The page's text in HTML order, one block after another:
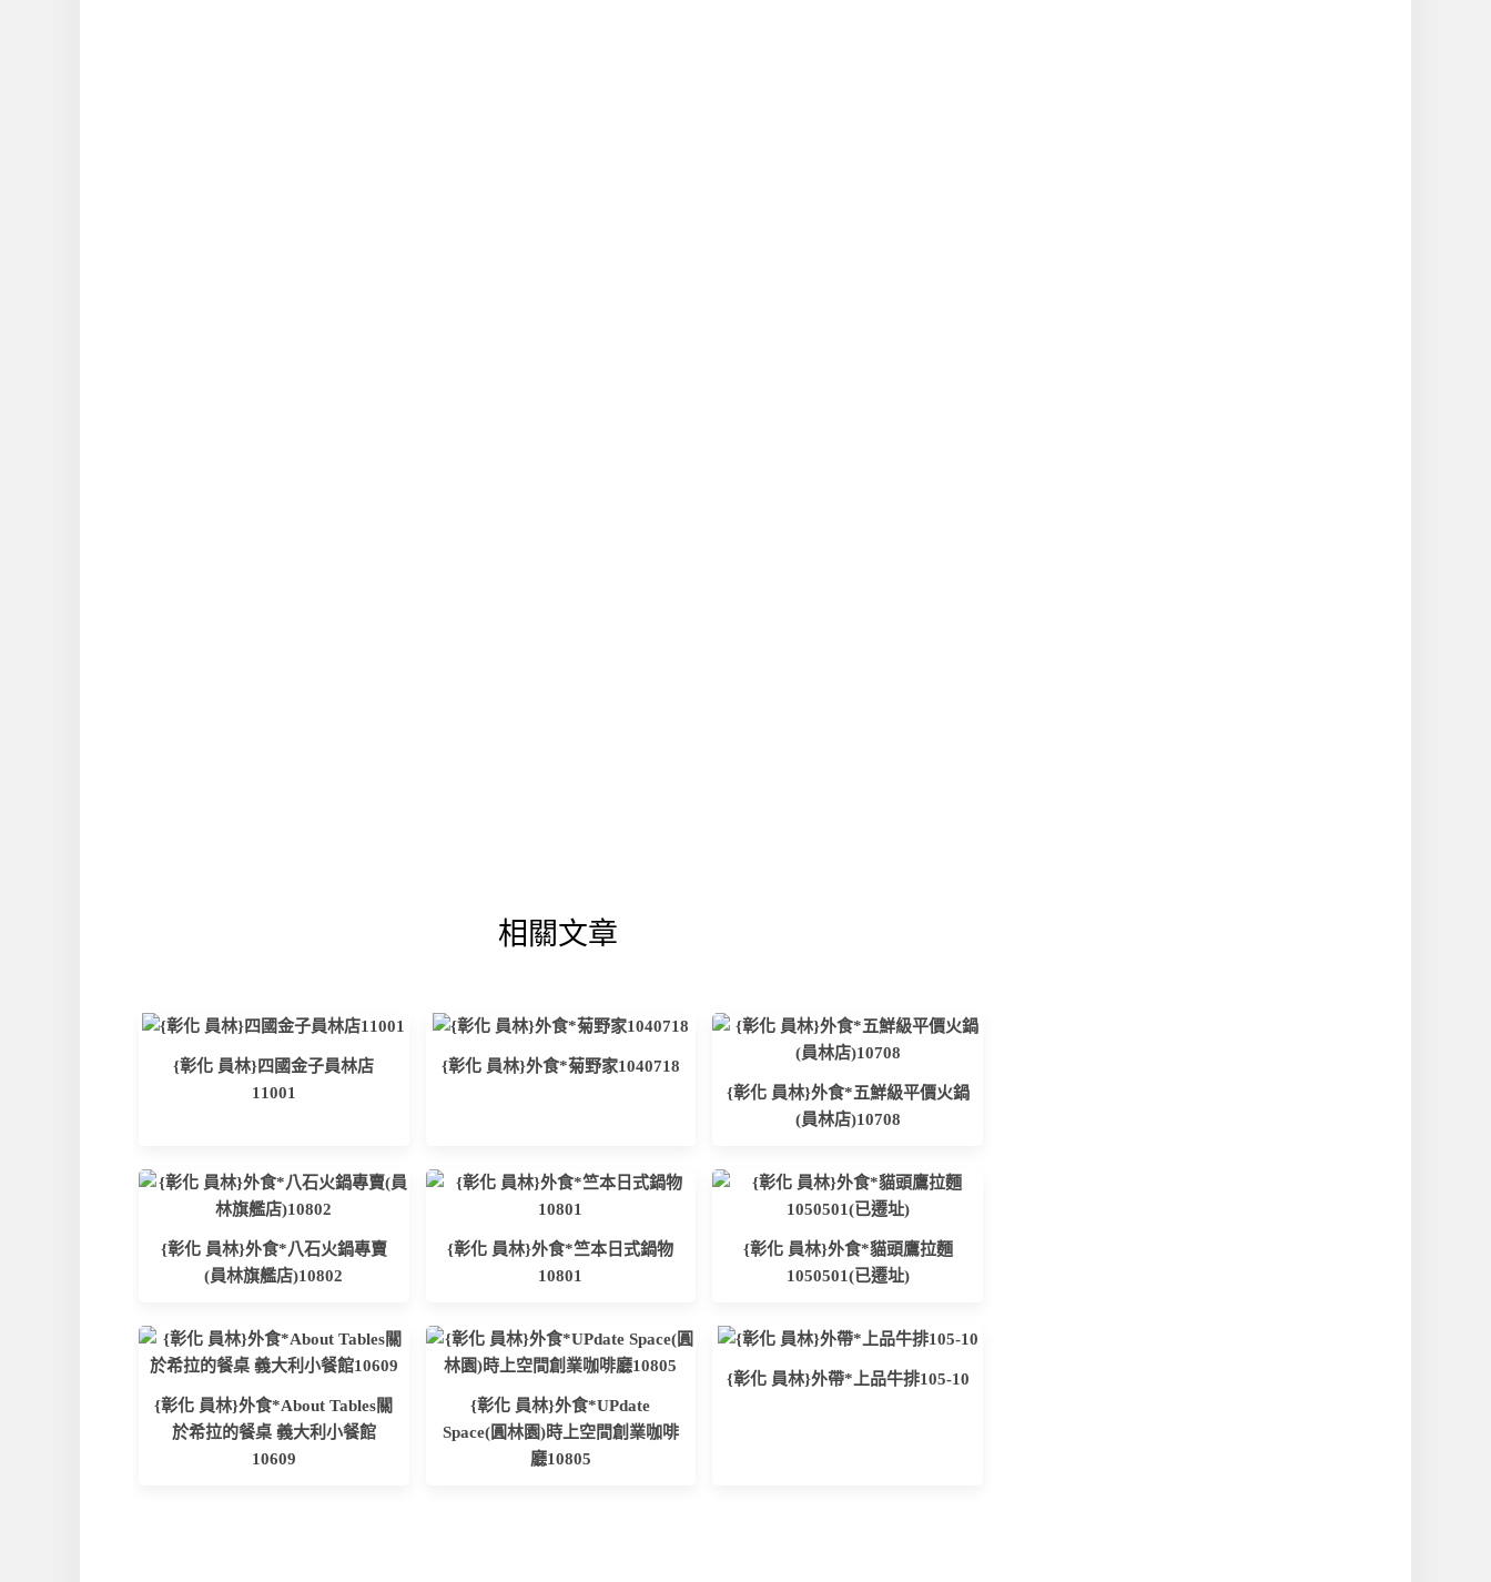
相關文章
{彰化 員林}四國金子員林店
11001
{彰化 員林}外食*菊野家1040718
{彰化 員林}外食*五鮮級平價火鍋
(員林店)10708
{彰化 員林}外食*八石火鍋專賣
(員林旗艦店)10802
{彰化 員林}外食*竺本日式鍋物
10801
{彰化 員林}外食*貓頭鷹拉麵
1050501(已遷址)
{彰化 員林}外食*About Tables關
於希拉的餐桌 義大利小餐館
10609
{彰化 員林}外食*UPdate
Space(圓林園)時上空間創業咖啡
廳10805
{彰化 員林}外帶*上品牛排105-10